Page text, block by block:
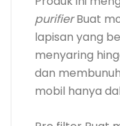
partikel mikro
Buat
kimia seperti
6.
Car